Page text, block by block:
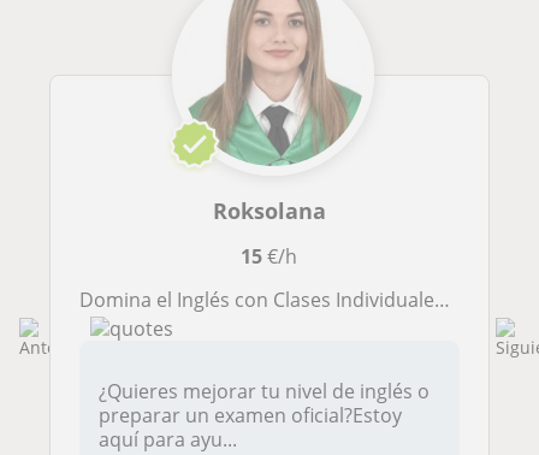
Roksolana
15€/h
Domina el Inglés con Clases Individuales: Presenciales u Online, Todos los Niveles y Exámenes Cambridge
¿Quieres mejorar tu nivel de inglés o
preparar un examen oficial?Estoy
aquí para ayu...